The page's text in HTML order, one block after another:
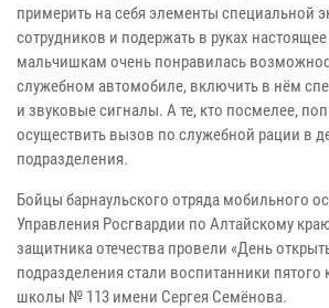
примерить на себя элементы специальной
сотрудников и подержать в руках
мальчишкам очень понравилась
служебном автомобиле, включить в нём
и звуковые сигналы. А те, кто посмелее,
осуществить вызов по служебной рации в
подразделения.
Бойцы барнаульского отряда мобильного
Управления Росгвардии по Алтайскому
защитника отечества провели «День
подразделения стали воспитанники
школы № 113 имени Сергея Семёнова.